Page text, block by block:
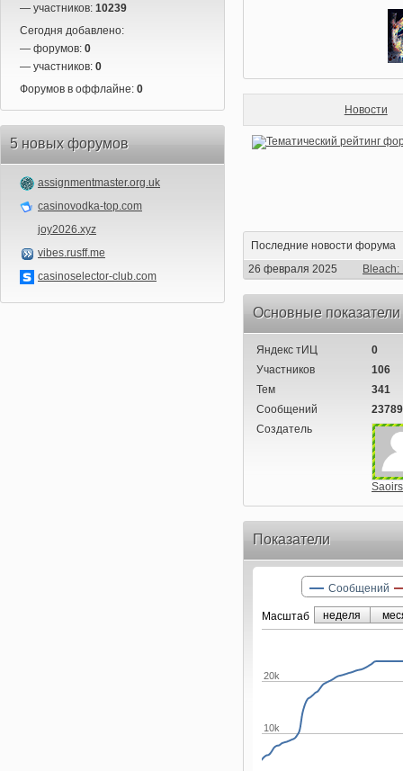
— участников: 10239
Сегодня добавлено:
— форумов: 0
— участников: 0
Форумов в оффлайне: 0
5 новых форумов
assignmentmaster.org.uk
casinovodka-top.com
joy2026.xyz
vibes.rusff.me
casinoselector-club.com
Новости
Последние новости форума
26 февраля 2025
Bleach:
Основные
Яндекс тИЦ
0
Участников
106
Тем
341
Сообщений
23789
Создатель
Показатели
Маcштаб
10k
20k
Сообщений
неделя